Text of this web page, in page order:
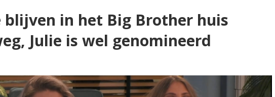
blijven in het Big Brother huis
Julie is wel genomineerd